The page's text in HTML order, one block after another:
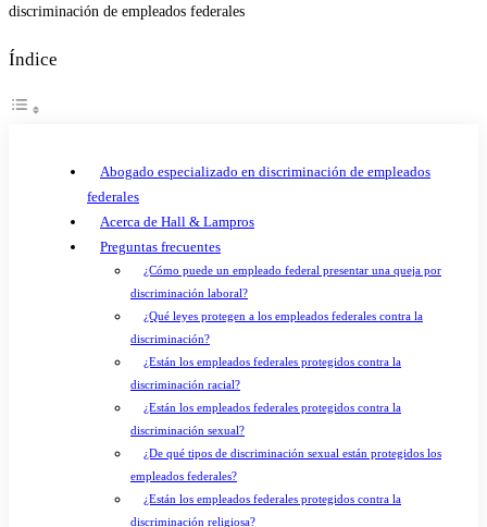
discriminación de empleados federales
Índice
Abogado especializado en discriminación de empleados
federales
Acerca de Hall & Lampros
Preguntas frecuentes
¿Cómo puede un empleado federal presentar una queja por
discriminación laboral?
¿Qué leyes protegen a los empleados federales contra la
discriminación?
¿Están los empleados federales protegidos contra la
discriminación racial?
¿Están los empleados federales protegidos contra la
discriminación sexual?
¿De qué tipos de discriminación sexual están protegidos los
empleados federales?
¿Están los empleados federales protegidos contra la
discriminación religiosa?